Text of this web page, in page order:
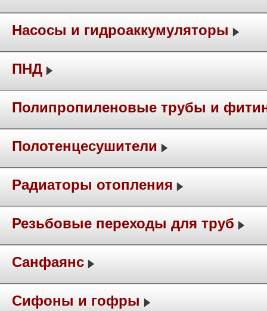
Насосы и гидроаккумуляторы
ПНД
Полипропиленовые трубы и
Полотенцесушители
Радиаторы отопления
Резьбовые переходы для труб
Санфаянс
Сифоны и гофры